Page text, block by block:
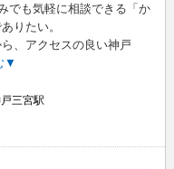
でも気軽に相談できる「か
りたい。
、アクセスの良い神戸
▼
三宮駅